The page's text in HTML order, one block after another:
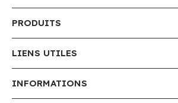
PRODUITS
LIENS UTILES
INFORMATIONS